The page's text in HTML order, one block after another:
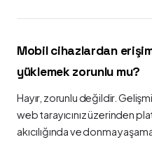
Mobil cihazlardan
yüklemek zorunlu mu?
Hayır, zorunlu değildir.
web tarayıcınız üzerinden
akıcılığında ve donma